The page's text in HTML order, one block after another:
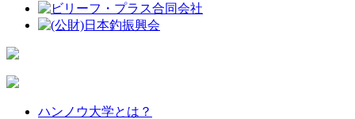
ハンノウ大学とは？